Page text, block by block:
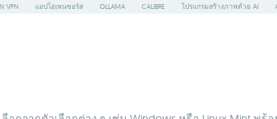
VPN แอปโอเพนซอร์ส OLLAMA CALIBRE โปรแกรมสร้างภาพด้วย AI